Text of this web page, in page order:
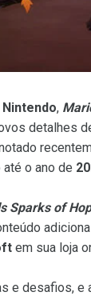
Nintendo,
detalhes
o ano de
Sparks of
em sua loja
e desafios, e